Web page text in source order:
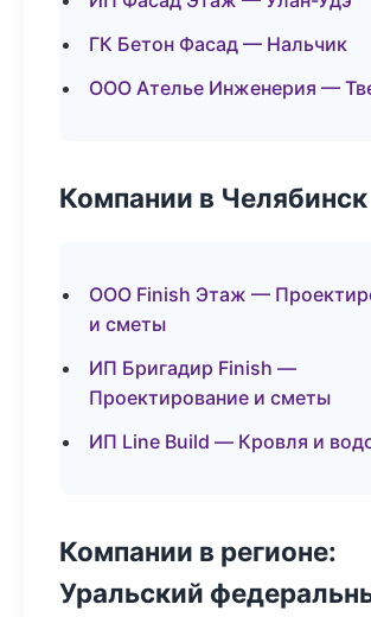
ГК Бетон Фасад — Нальчик
ООО Ателье Инженерия —
Компании в Челябинск
ООО Finish Этаж —
и сметы
ИП Бригадир Finish —
Проектирование и сметы
ИП Line Build — Кровля и
Компании в регионе:
Уральский